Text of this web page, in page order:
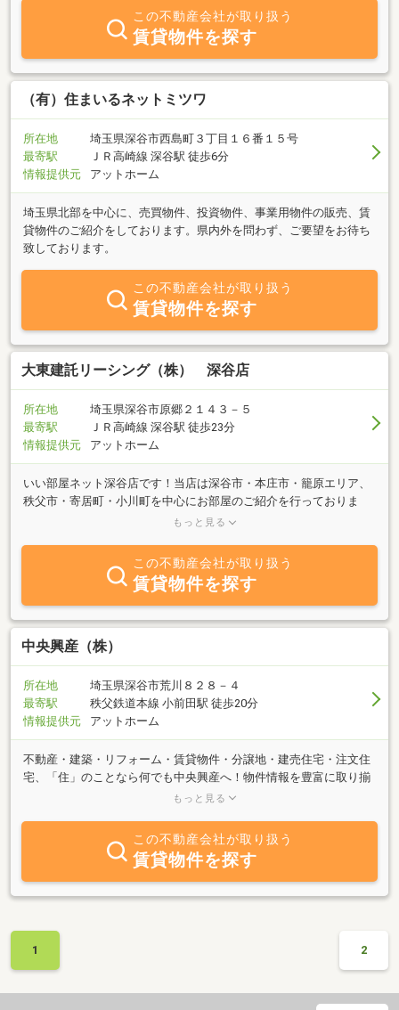
です。承諾なき、追客は行っておりませんのでまずは気になる物件
等あればメール、お電話お待ちしております。お客様一人一人に合
った物件情報等を早く、正確にお伝え致します。
この不動産会社が取り扱う
賃貸物件を探す
（有）住まいるネットミツワ
所在地
埼玉県深谷市西島町３丁目１６番１５号
最寄駅
ＪＲ高崎線 深谷駅 徒歩6分
情報提供元
アットホーム
埼玉県北部を中心に、売買物件、投資物件、事業用物件の販売、賃
貸物件のご紹介をしております。県内外を問わず、ご要望をお待ち
致しております。
この不動産会社が取り扱う
賃貸物件を探す
大東建託リーシング（株） 深谷店
所在地
埼玉県深谷市原郷２１４３－５
最寄駅
ＪＲ高崎線 深谷駅 徒歩23分
情報提供元
アットホーム
いい部屋ネット深谷店です！当店は深谷市・本庄市・籠原エリア、
秩父市・寄居町・小川町を中心にお部屋のご紹介を行っておりま
す！スタッフ8名にて営業しております。WEB内覧・WEB契約など
イメージを持っていただくこともございます。何よりもたくさんの
お部屋の中からお客様にあったお部屋のご紹介ができるようスタッ
フ一同頑張ります。是非ご来店下さい。
もっと見る
この不動産会社が取り扱う
賃貸物件を探す
中央興産（株）
所在地
埼玉県深谷市荒川８２８－４
最寄駅
秩父鉄道本線 小前田駅 徒歩20分
情報提供元
アットホーム
不動産・建築・リフォーム・賃貸物件・分譲地・建売住宅・注文住
宅、「住」のことなら何でも中央興産へ！物件情報を豊富に取り揃
えてお待ちしております。お気軽にお立ち寄りください。お客様の
ページでも多数物件をご紹介しております。他に、マイホームをお
考えの方、土地をお探しの方、リフォームをお考えの方など、不動
産・建築に関するご質問もお気軽にご相談ください。
もっと見る
この不動産会社が取り扱う
賃貸物件を探す
1 2